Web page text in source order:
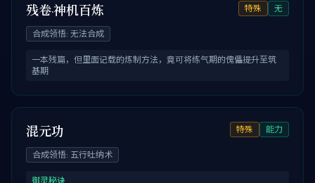
残卷·神机百炼 特殊 无
合成领悟: 无法合成
一本残篇，但里面记载的炼制方法，竟可将练气期的傀儡提升至筑
基期
混元功 特殊 能力
合成领悟: 五行吐纳术
御灵秘诀